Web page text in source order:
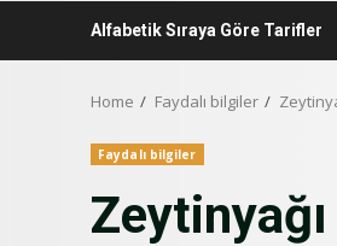
Alfabetik Sıraya Göre Tarifler
Home Faydalı bilgiler
Faydalı bilgiler